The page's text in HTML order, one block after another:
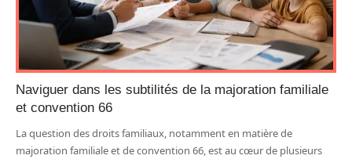
Naviguer dans les subtilités de la majoration familiale
et convention 66
La question des droits familiaux, notamment en matière de
majoration familiale et de convention 66, est au cœur de plusieurs